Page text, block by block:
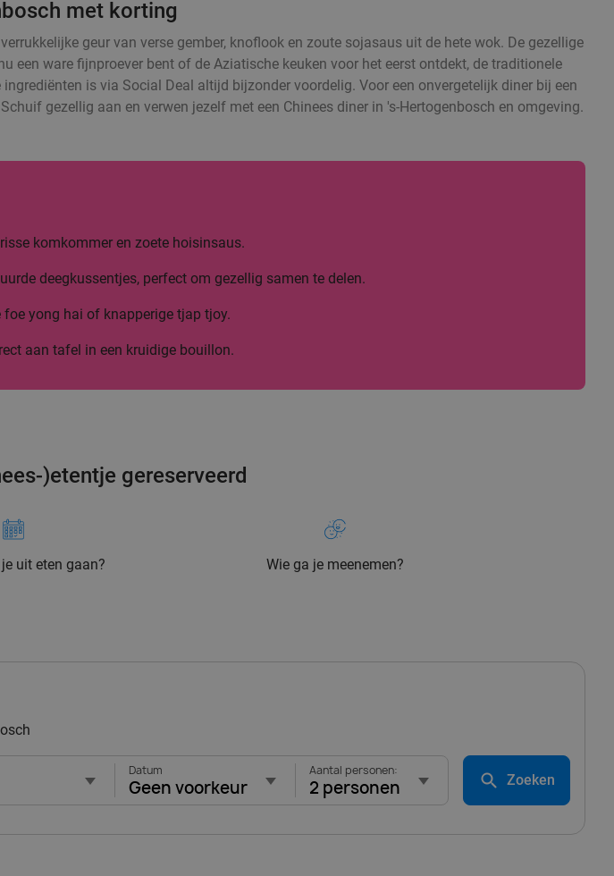
met korting
geur van verse gember, knoflook en zoute sojasaus uit de hete wok. De gezellige
een ware fijnproever bent of de Aziatische keuken voor het eerst ontdekt, de traditionele
is via Social Deal altijd bijzonder voordelig. Voor een onvergetelijk diner bij een
gezellig aan en verwen jezelf met een Chinees diner in 's-Hertogenbosch en omgeving.
komkommer en zoete hoisinsaus.
deegkussentjes, perfect om gezellig samen te delen.
yong hai of knapperige tjap tjoy.
aan tafel in een kruidige bouillon.
)etentje gereserveerd
uit eten gaan? Wie ga je meenemen?
Datum
Geen voorkeur
Aantal personen:
2 personen Zoeken